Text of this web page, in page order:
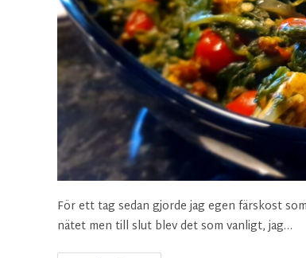
För ett tag sedan gjorde jag egen färskost
nätet men till slut blev det som vanligt, jag…